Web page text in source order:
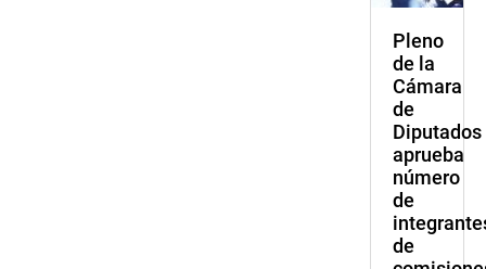
Pleno
de la
Cámara
de
Diputados
aprueba
número
de
de